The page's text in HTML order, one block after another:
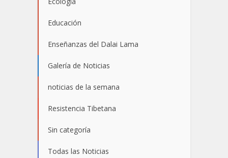
Educación
Enseñanzas del Dalai Lama
Galería de Noticias
noticias de la semana
Resistencia Tibetana
Sin categoría
Todas las Noticias